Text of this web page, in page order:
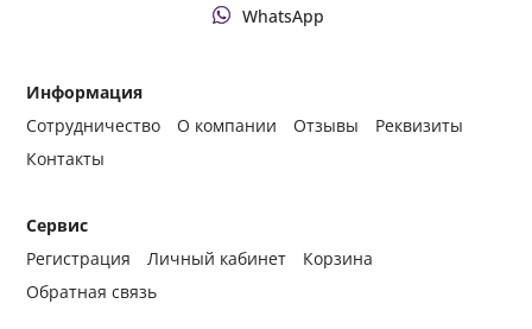
Информация
Сотрудничество
О компании Отзывы
Реквизиты
Контакты
Сервис
Регистрация
Личный кабинет
Корзина
Обратная связь
WhatsApp